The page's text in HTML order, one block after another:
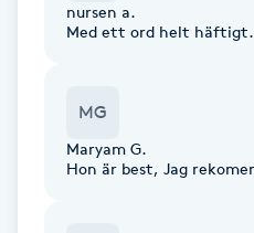
Extensions borttagning
nursen a.
Med ett ord helt häftigt.
MG
Maryam G.